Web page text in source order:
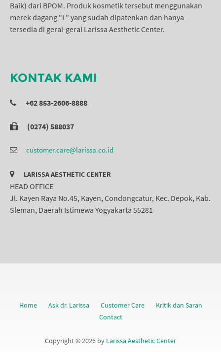
Baik) dari BPOM. Produk kosmetik tersebut menggunakan
merek dagang "L" yang sudah dipatenkan dan hanya
tersedia di gerai-gerai Larissa Aesthetic Center.
KONTAK KAMI
+62 853-2606-8888
(0274) 588037
customer.care@larissa.co.id
LARISSA AESTHETIC CENTER
HEAD OFFICE
Jl. Kayen Raya No.45, Kayen, Condongcatur, Kec. Depok, Kab.
Sleman, Daerah Istimewa Yogyakarta 55281
Home Ask dr. Larissa Customer Care
Kritik dan Saran
Contact
Copyright © 2026 by Larissa Aesthetic Center